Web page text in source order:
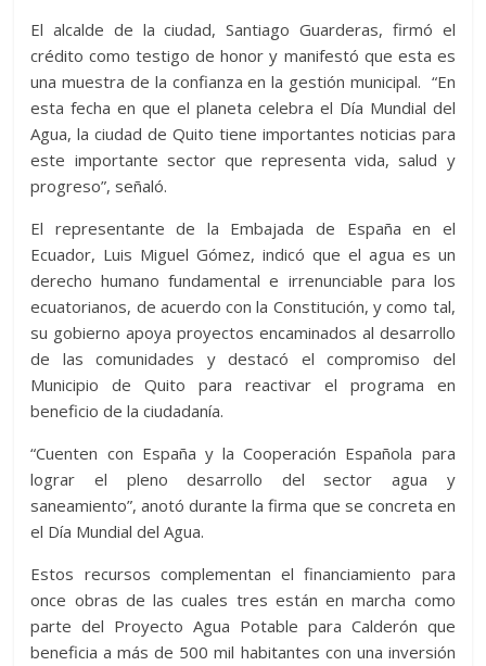
El alcalde de la ciudad, Santiago Guarderas, firmó el
crédito como testigo de honor y manifestó que esta es
una muestra de la confianza en la gestión municipal. “En
esta fecha en que el planeta celebra el Día Mundial del
Agua, la ciudad de Quito tiene importantes noticias para
este importante sector que representa vida, salud y
progreso”, señaló.
El representante de la Embajada de España en el
Ecuador, Luis Miguel Gómez, indicó que el agua es un
derecho humano fundamental e irrenunciable para los
ecuatorianos, de acuerdo con la Constitución, y como tal,
su gobierno apoya proyectos encaminados al desarrollo
de las comunidades y destacó el compromiso del
Municipio de Quito para reactivar el programa en
beneficio de la ciudadanía.
“Cuenten con España y la Cooperación Española para
lograr el pleno desarrollo del sector agua y
saneamiento”, anotó durante la firma que se concreta en
el Día Mundial del Agua.
Estos recursos complementan el financiamiento para
once obras de las cuales tres están en marcha como
parte del Proyecto Agua Potable para Calderón que
beneficia a más de 500 mil habitantes con una inversión